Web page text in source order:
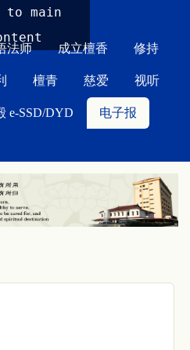
to main
法师 成立檀香 修持
檀青 慈爱 视听
e-SSD/DYD 电子报